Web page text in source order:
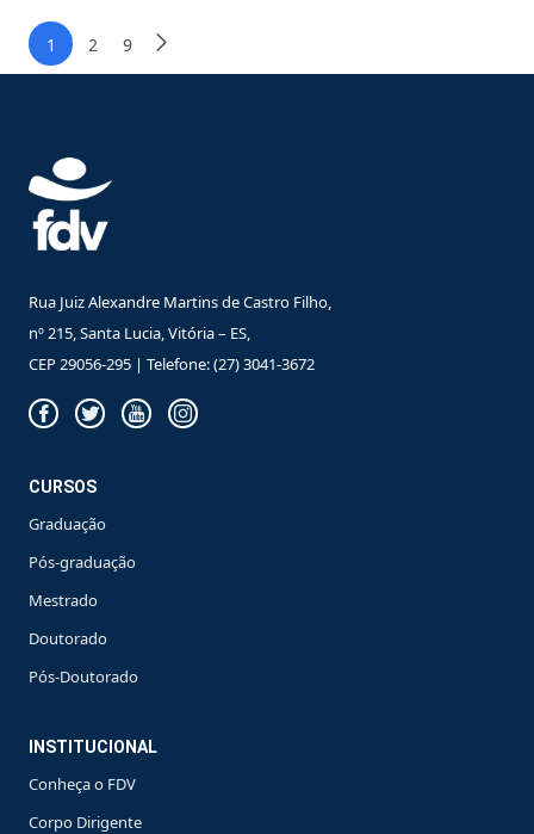
1 2 9
Rua Juiz Alexandre Martins de Castro Filho,
nº 215, Santa Lucia, Vitória – ES,
CEP 29056-295 | Telefone: (27) 3041-3672
CURSOS
Graduação
Pós-graduação
Mestrado
Doutorado
Pós-Doutorado
INSTITUCIONAL
Conheça o FDV
Corpo Dirigente